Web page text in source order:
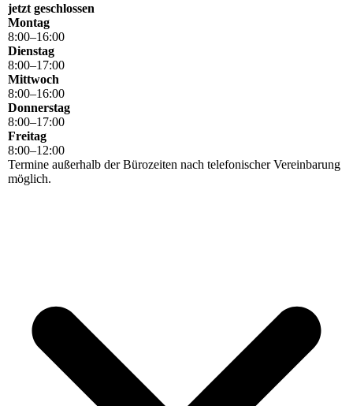
jetzt geschlossen
Montag
8:00–16:00
Dienstag
8:00–17:00
Mittwoch
8:00–16:00
Donnerstag
8:00–17:00
Freitag
8:00–12:00
Termine außerhalb der Bürozeiten nach telefonischer Vereinbarung
möglich.